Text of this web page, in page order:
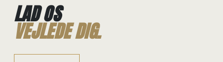
LAD OS
VEJLEDE DIG.